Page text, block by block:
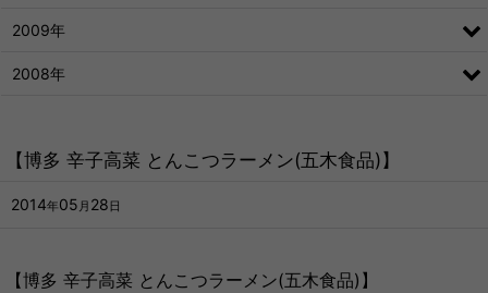
【博多 辛子高菜 とんこつラーメン(五木食品)】
2014年05 月 28 日
【博多 辛子高菜 とんこつラーメン(五木食品)】
2009年
2008年